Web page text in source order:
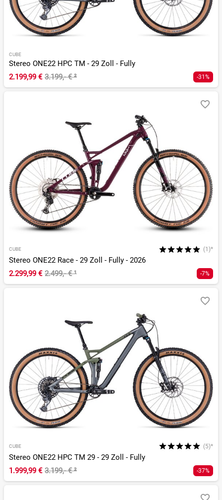
CUBE
Stereo ONE22 HPC TM - 29 Zoll - Fully
2.199,99 € 3.199,- €² -31%
CUBE (1)*
Stereo ONE22 Race - 29 Zoll - Fully - 2026
2.299,99 € 2.499,- €¹ -7%
CUBE (5)*
Stereo ONE22 HPC TM 29 - 29 Zoll - Fully
1.999,99 € 3.199,- €² -37%